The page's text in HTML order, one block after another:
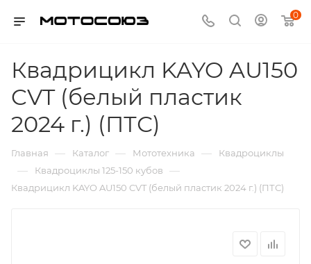
0
Квадрицикл KAYO AU150
CVT (белый пластик
2024 г.) (ПТС)
Главная — Каталог — Мототехника — Квадроциклы
— Квадроциклы 125-150 кубов —
Квадрицикл KAYO AU150 CVT (белый пластик 2024 г.) (ПТС)